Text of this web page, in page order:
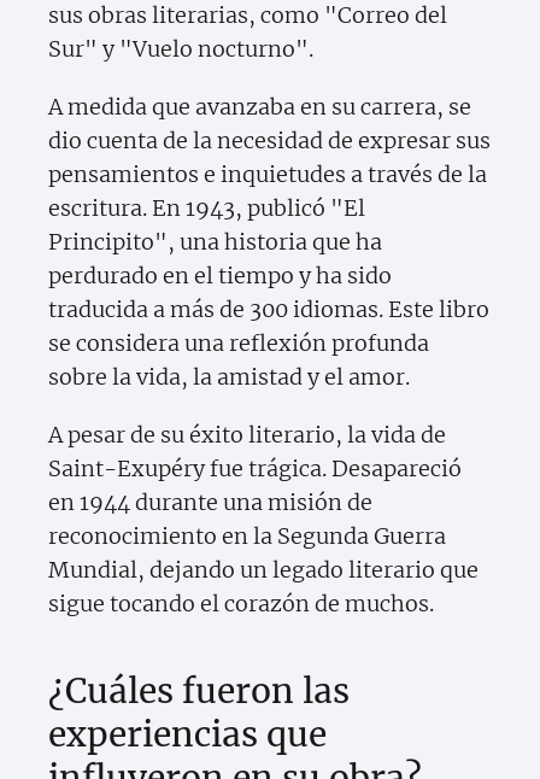
sus obras literarias, como "Correo del
Sur" y "Vuelo nocturno".
A medida que avanzaba en su carrera, se
dio cuenta de la necesidad de expresar sus
pensamientos e inquietudes a través de la
escritura. En 1943, publicó "El
Principito", una historia que ha
perdurado en el tiempo y ha sido
traducida a más de 300 idiomas. Este libro
se considera una reflexión profunda
sobre la vida, la amistad y el amor.
A pesar de su éxito literario, la vida de
Saint-Exupéry fue trágica. Desapareció
en 1944 durante una misión de
reconocimiento en la Segunda Guerra
Mundial, dejando un legado literario que
sigue tocando el corazón de muchos.
¿Cuáles fueron las
experiencias que